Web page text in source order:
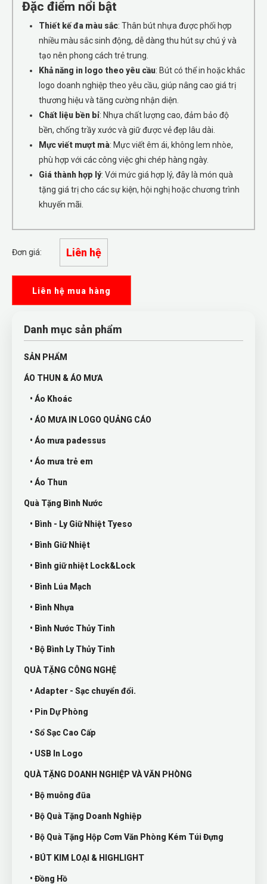
Đặc điểm nổi bật
Thiết kế đa màu sắc: Thân bút nhựa được phối hợp
nhiều màu sắc sinh động, dễ dàng thu hút sự chú ý và
tạo nên phong cách trẻ trung.
Khả năng in logo theo yêu cầu: Bút có thể in hoặc khắc
logo doanh nghiệp theo yêu cầu, giúp nâng cao giá trị
thương hiệu và tăng cường nhận diện.
Chất liệu bền bỉ: Nhựa chất lượng cao, đảm bảo độ
bền, chống trầy xước và giữ được vẻ đẹp lâu dài.
Mực viết mượt mà: Mực viết êm ái, không lem nhòe,
phù hợp với các công việc ghi chép hàng ngày.
Giá thành hợp lý: Với mức giá hợp lý, đây là món quà
tặng giá trị cho các sự kiện, hội nghị hoặc chương trình
khuyến mãi.
Đơn giá: Liên hệ
Liên hệ mua hàng
Danh mục sản phẩm
SẢN PHẨM
ÁO THUN & ÁO MƯA
• Áo Khoác
• ÁO MƯA IN LOGO QUẢNG CÁO
• Áo mưa padessus
• Áo mưa trẻ em
• Áo Thun
Quà Tặng Bình Nước
• Bình - Ly Giữ Nhiệt Tyeso
• Bình Giữ Nhiệt
• Bình giữ nhiệt Lock&Lock
• Bình Lúa Mạch
• Bình Nhựa
• Bình Nước Thủy Tinh
• Bộ Bình Ly Thủy Tinh
QUÀ TẶNG CÔNG NGHỆ
• Adapter - Sạc chuyển đổi.
• Pin Dự Phòng
• Sổ Sạc Cao Cấp
• USB In Logo
QUÀ TẶNG DOANH NGHIỆP VÀ VĂN PHÒNG
• Bộ muỗng đũa
• Bộ Quà Tặng Doanh Nghiệp
• Bộ Quà Tặng Hộp Cơm Văn Phòng Kém Túi Đựng
• BÚT KIM LOẠI & HIGHLIGHT
• Đồng Hồ